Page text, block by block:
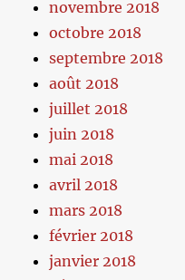
novembre 2018
octobre 2018
septembre 2018
août 2018
juillet 2018
juin 2018
mai 2018
avril 2018
mars 2018
février 2018
janvier 2018